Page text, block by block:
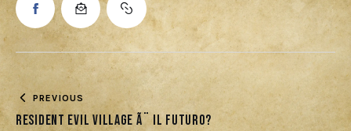
PREVIOUS
Resident Evil Village Ã¨ il futuro?